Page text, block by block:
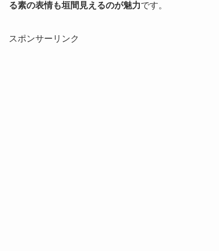
る素の表情も垣間見えるのが魅力です。
スポンサーリンク